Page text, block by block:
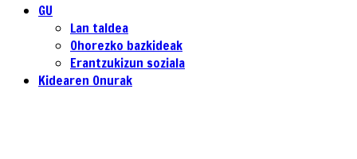
GU
Lan taldea
Ohorezko bazkideak
Erantzukizun soziala
Kidearen Onurak